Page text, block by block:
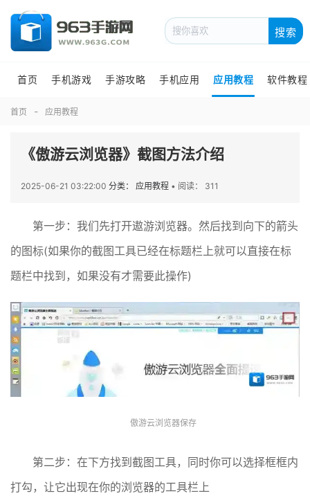
搜索
首页 手机游戏 手游攻略 手机应用 应用教程 软件教程
首页 应用教程
《傲游云浏览器》截图方法介绍
2025-06-21 03:22:00 分类： 应用教程 • 阅读： 311
第一步：我们先打开遨游浏览器。然后找到向下的箭头
的图标(如果你的截图工具已经在标题栏上就可以直接在标
题栏中找到，如果没有才需要此操作)
傲游云浏览器保存
第二步：在下方找到截图工具，同时你可以选择框框内
打勾，让它出现在你的浏览器的工具栏上